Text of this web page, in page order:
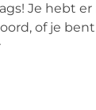
Je hebt er
of je bent